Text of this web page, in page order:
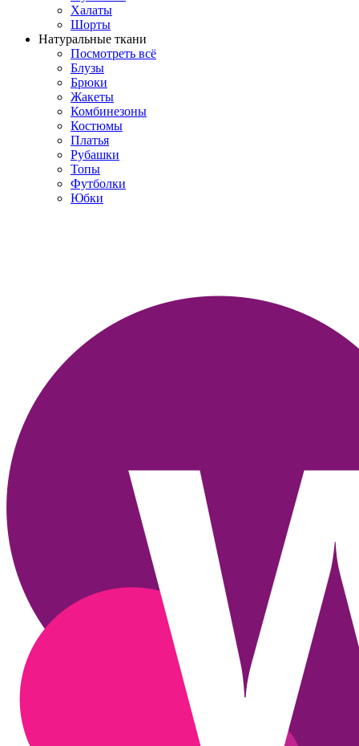
Халаты
Шорты
Натуральные ткани
Посмотреть всё
Блузы
Брюки
Жакеты
Комбинезоны
Костюмы
Платья
Рубашки
Топы
Футболки
Юбки